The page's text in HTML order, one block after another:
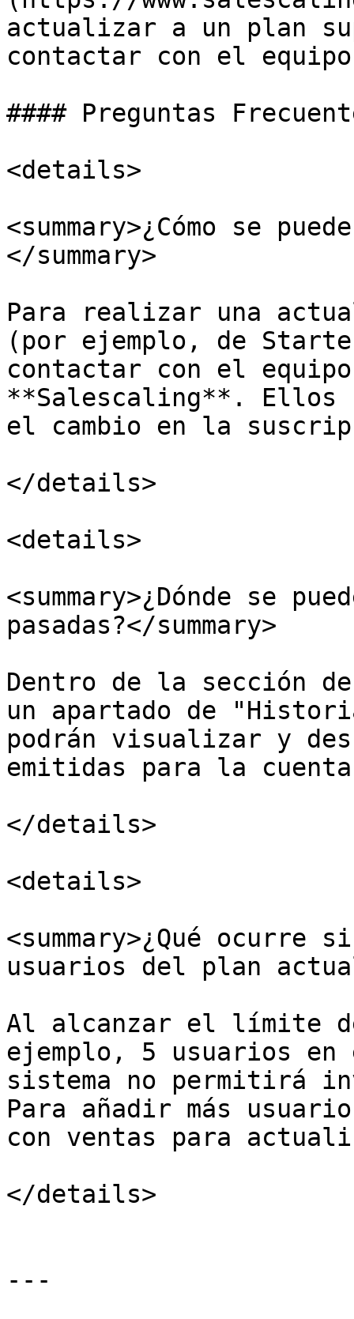
actualizar a un plan
contactar con el
#### Preguntas
<details>
<summary>¿Cómo se
</summary>
Para realizar una
(por ejemplo, de
contactar con el
**Salescaling**. Ellos
el cambio en la
</details>
<details>
<summary>¿Dónde se
pasadas?</summary>
Dentro de la sección
un apartado de
podrán visualizar y
emitidas para la
</details>
<details>
<summary>¿Qué
usuarios del plan
Al alcanzar el límite
ejemplo, 5 usuarios
sistema no permitirá
Para añadir más
con ventas para
</details>
---